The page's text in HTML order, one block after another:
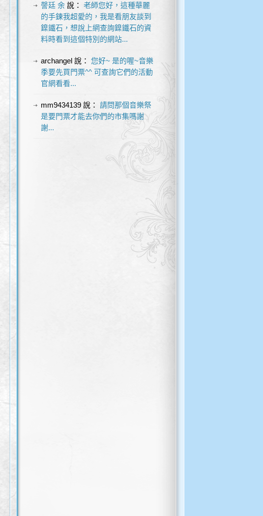
謦廷 余說： 老師您好，這種華麗
的手鍊我超愛的，我是看朋友談到
鎳鐵石，想說上網查詢鎳鐵石的資
料時看到這個特別的網站...
archangel說： 您好~ 是的喔~音樂
季要先買門票^^ 可查詢它們的活動
官網看看...
mm9434139說： 請問那個音樂祭
是要門票才能去你們的市集嗎謝
謝...